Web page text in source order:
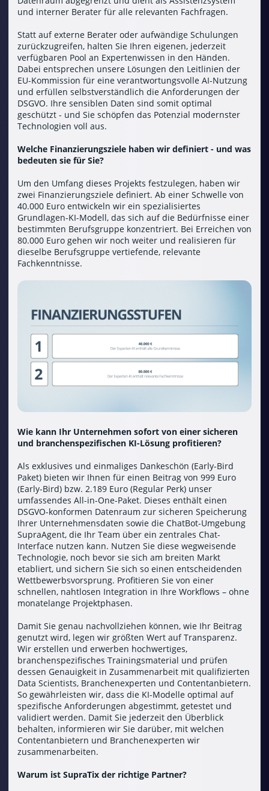
und interner Berater für alle relevanten Fachfragen.
Statt auf externe Berater oder aufwändige Schulungen
zurückzugreifen, halten Sie Ihren eigenen, jederzeit
verfügbaren Pool an Expertenwissen in den Händen.
Dabei entsprechen unsere Lösungen den Leitlinien der
EU-Kommission für eine verantwortungsvolle AI-Nutzung
und erfüllen selbstverständlich die Anforderungen der
DSGVO. Ihre sensiblen Daten sind somit optimal
geschützt - und Sie schöpfen das Potenzial modernster
Technologien voll aus.
Welche Finanzierungsziele haben wir definiert - und was
bedeuten sie für Sie?
Um den Umfang dieses Projekts festzulegen, haben wir
zwei Finanzierungsziele definiert. Ab einer Schwelle von
40.000 Euro entwickeln wir ein spezialisiertes
Grundlagen-KI-Modell, das sich auf die Bedürfnisse einer
bestimmten Berufsgruppe konzentriert. Bei Erreichen von
80.000 Euro gehen wir noch weiter und realisieren für
dieselbe Berufsgruppe vertiefende, relevante
Fachkenntnisse.
Wie kann Ihr Unternehmen sofort von einer sicheren
und branchenspezifischen KI-Lösung profitieren?
Als exklusives und einmaliges Dankeschön (Early-Bird
Paket) bieten wir Ihnen für einen Beitrag von 999 Euro
(Early-Bird) bzw. 2.189 Euro (Regular Perk) unser
umfassendes All-in-One-Paket. Dieses enthält einen
DSGVO-konformen Datenraum zur sicheren Speicherung
Ihrer Unternehmensdaten sowie die ChatBot-Umgebung
SupraAgent, die Ihr Team über ein zentrales Chat-
Interface nutzen kann. Nutzen Sie diese wegweisende
Technologie, noch bevor sie sich am breiten Markt
etabliert, und sichern Sie sich so einen entscheidenden
Wettbewerbsvorsprung. Profitieren Sie von einer
schnellen, nahtlosen Integration in Ihre Workflows – ohne
monatelange Projektphasen.
Damit Sie genau nachvollziehen können, wie Ihr Beitrag
genutzt wird, legen wir größten Wert auf Transparenz.
Wir erstellen und erwerben hochwertiges,
branchenspezifisches Trainingsmaterial und prüfen
dessen Genauigkeit in Zusammenarbeit mit qualifizierten
Data Scientists, Branchenexperten und Contentanbietern.
So gewährleisten wir, dass die KI-Modelle optimal auf
spezifische Anforderungen abgestimmt, getestet und
validiert werden. Damit Sie jederzeit den Überblick
behalten, informieren wir Sie darüber, mit welchen
Contentanbietern und Branchenexperten wir
zusammenarbeiten.
Warum ist SupraTix der richtige Partner?